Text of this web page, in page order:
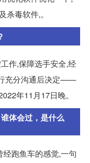
毒软件,。
作,保障选手安全,经
充分沟通后决定——
年11月17日晚。
体会过，是什么
跑鱼车的感觉,一句